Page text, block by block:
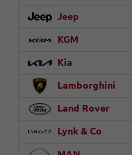
Jeep
KGM
Kia
Lamborghini
Land Rover
Lynk & Co